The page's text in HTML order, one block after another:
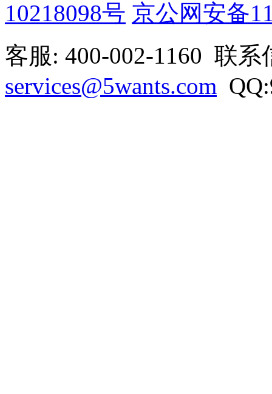
10218098号 京公网安备
客服: 400-002-1160 联系
services@5wants.com